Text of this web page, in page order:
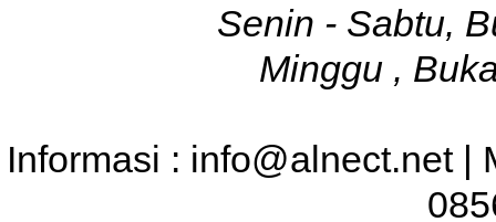
Senin - Sabtu,
Minggu ,
Informasi : info@alnect.net |